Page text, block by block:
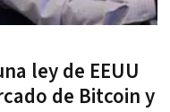
ley de EEUU
de Bitcoin y